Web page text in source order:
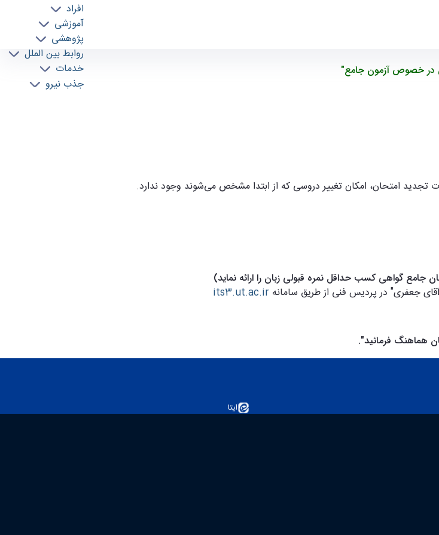
افراد
آموزشی
پژوهشی
روابط بین الملل
خدمات
جذب نیرو
در خصوص آزمون جامع"
تجدید امتحان، امکان تغییر دروسی که از ابتدا مشخص میشوند وجود ندارد.
گواهی کسب حداقل نمره قبولی زبان را ارائه نماید)
جعفری" در پردیس فنی از طریق سامانه its3.ut.ac.ir
هماهنگ فرمائید."
ایتا